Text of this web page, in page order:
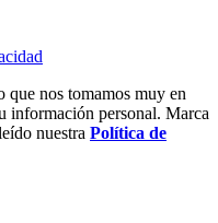
que nos tomamos muy en
información personal. Marca
nuestra Política de